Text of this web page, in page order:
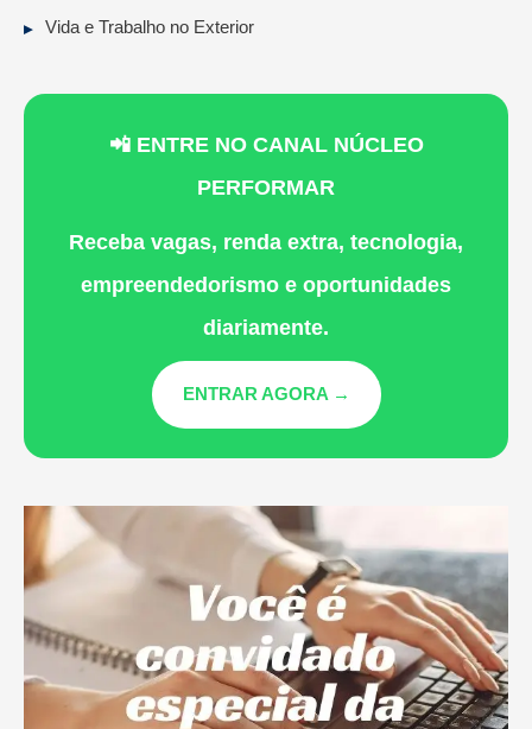
Vida e Trabalho no Exterior
📲 ENTRE NO CANAL NÚCLEO
PERFORMAR
Receba vagas, renda extra, tecnologia,
empreendedorismo e oportunidades
diariamente.
ENTRAR AGORA →